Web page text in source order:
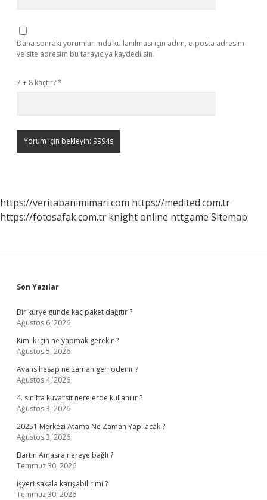
Daha sonraki yorumlarımda kullanılması için adım, e-posta adresim
ve site adresim bu tarayıcıya kaydedilsin.
7 + 8 kaçtır?*
https://veritabanimimari.com https://medited.com.tr
https://fotosafak.com.tr knight online nttgame Sitemap
Sidebar
Son Yazılar
Bir kurye günde kaç paket dağıtır ?
Ağustos 6, 2026
Kimlik için ne yapmak gerekir ?
Ağustos 5, 2026
Avans hesap ne zaman geri ödenir ?
Ağustos 4, 2026
4. sınıfta kuvarsit nerelerde kullanılır ?
Ağustos 3, 2026
20251 Merkezi Atama Ne Zaman Yapılacak ?
Ağustos 3, 2026
Bartın Amasra nereye bağlı ?
Temmuz 30, 2026
İşyeri sakala karışabilir mi ?
Temmuz 30, 2026